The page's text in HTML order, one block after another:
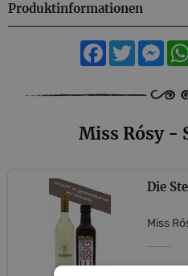
Produktinformationen
Facebook
Twitter
Miss Rósy -
Die
Miss